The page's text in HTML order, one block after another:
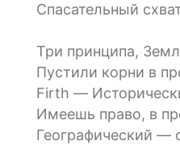
Спасательный
Три принципа,
Пустили корни в
Firth —
Имеешь право, в
Географический —